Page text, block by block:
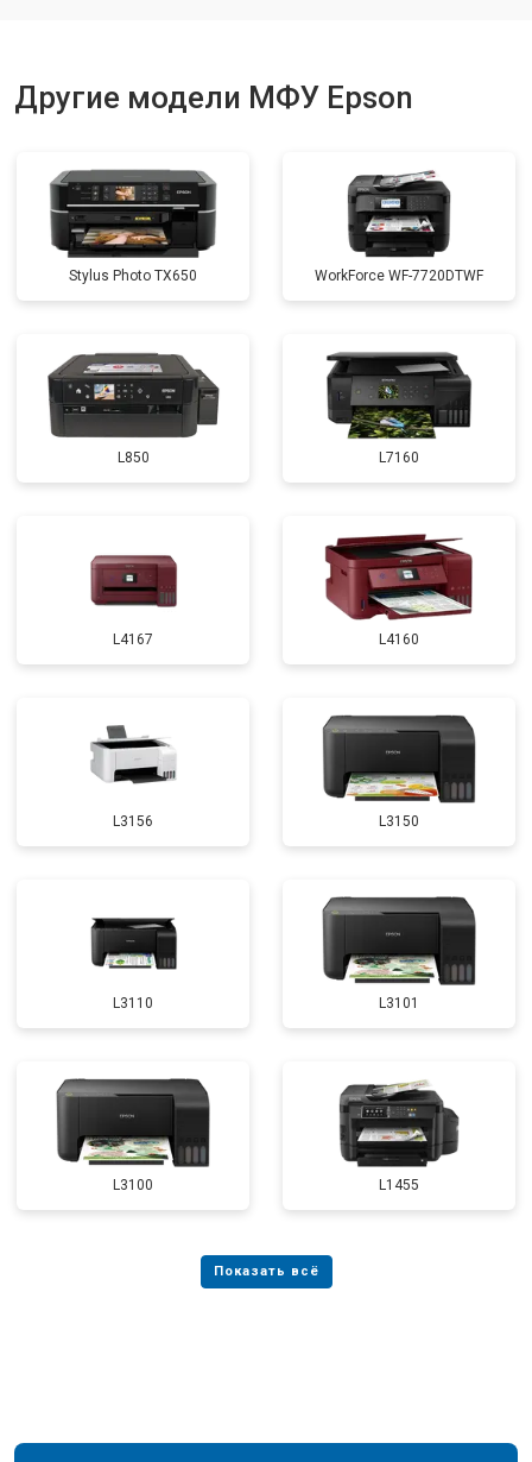
Другие модели МФУ Epson
Stylus Photo TX650 WorkForce WF-7720DTWF
L850 L7160
L4167 L4160
L3156 L3150
L3110 L3101
L3100 L1455